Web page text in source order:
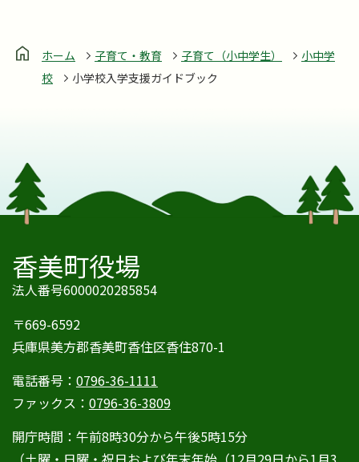
ホーム 子育て・教育 子育て（小中学生）
小中学
校
小学校入学支援ガイドブック
香美町役場
法人番号6000020285854
〒669-6592
兵庫県美方郡香美町香住区香住870-1
電話番号： 0796-36-1111
ファックス： 0796-36-3809
開庁時間：午前8時30分から午後5時15分